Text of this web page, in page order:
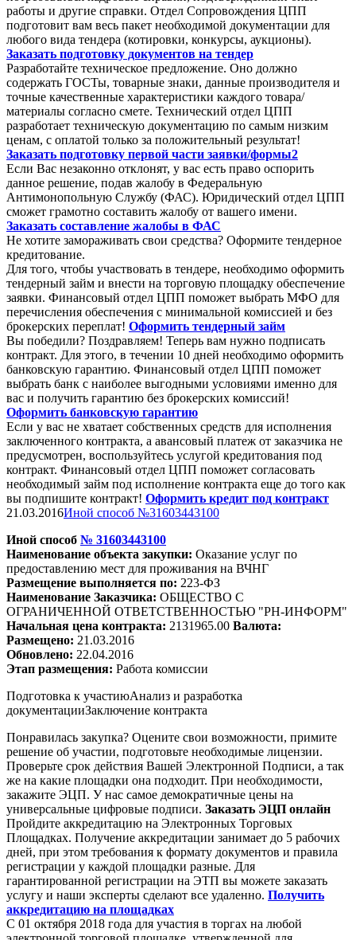
работы и другие справки. Отдел Сопровождения ЦПП
подготовит вам весь пакет необходимой документации для
любого вида тендера (котировки, конкурсы, аукционы).
Заказать подготовку документов на тендер
Разработайте техническое предложение. Оно должно
содержать ГОСТы, товарные знаки, данные производителя и
точные качественные характеристики каждого товара/
материалы согласно смете. Технический отдел ЦПП
разработает техническую документацию по самым низким
ценам, с оплатой только за положительный результат!
Заказать подготовку первой части заявки/формы2
Если Вас незаконно отклонят, у вас есть право оспорить
данное решение, подав жалобу в Федеральную
Антимонопольную Службу (ФАС). Юридический отдел ЦПП
сможет грамотно составить жалобу от вашего имени.
Заказать составление жалобы в ФАС
Не хотите замораживать свои средства? Оформите тендерное
кредитование.
Для того, чтобы участвовать в тендере, необходимо оформить
тендерный займ и внести на торговую площадку обеспечение
заявки. Финансовый отдел ЦПП поможет выбрать МФО для
перечисления обеспечения с минимальной комиссией и без
брокерских переплат! Оформить тендерный займ
Вы победили? Поздравляем! Теперь вам нужно подписать
контракт. Для этого, в течении 10 дней необходимо оформить
банковскую гарантию. Финансовый отдел ЦПП поможет
выбрать банк с наиболее выгодными условиями именно для
вас и получить гарантию без брокерских комиссий!
Оформить банковскую гарантию
Если у вас не хватает собственных средств для исполнения
заключенного контракта, а авансовый платеж от заказчика не
предусмотрен, воспользуйтесь услугой кредитования под
контракт. Финансовый отдел ЦПП поможет согласовать
необходимый займ под исполнение контракта еще до того как
вы подпишите контракт! Оформить кредит под контракт
21.03.2016Иной способ №31603443100
Иной способ № 31603443100
Наименование объекта закупки: Оказание услуг по
предоставлению мест для проживания на ВЧНГ
Размещение выполняется по: 223-ФЗ
Наименование Заказчика: ОБЩЕСТВО С
ОГРАНИЧЕННОЙ ОТВЕТСТВЕННОСТЬЮ "РН-ИНФОРМ"
Начальная цена контракта: 2131965.00 Валюта:
Размещено: 21.03.2016
Обновлено: 22.04.2016
Этап размещения: Работа комиссии
Подготовка к участиюАнализ и разработка
документацииЗаключение контракта
Понравилась закупка? Оцените свои возможности, примите
решение об участии, подготовьте необходимые лицензии.
Проверьте срок действия Вашей Электронной Подписи, а так
же на какие площадки она подходит. При необходимости,
закажите ЭЦП. У нас самое демократичные цены на
универсальные цифровые подписи. Заказать ЭЦП онлайн
Пройдите аккредитацию на Электронных Торговых
Площадках. Получение аккредитации занимает до 5 рабочих
дней, при этом требования к формату документов и правила
регистрации у каждой площадки разные. Для
гарантированной регистрации на ЭТП вы можете заказать
услугу и наши эксперты сделают все удаленно. Получить
аккредитацию на площадках
С 01 октября 2018 года для участия в торгах на любой